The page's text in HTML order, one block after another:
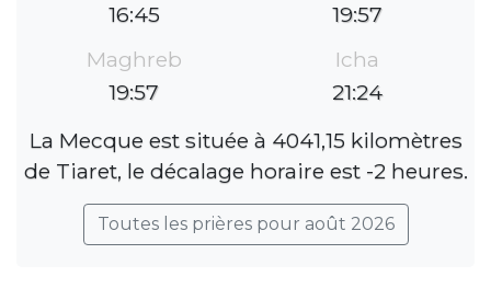
16:45
19:57
Maghreb
19:57
Icha
21:24
La Mecque est située à 4041,15 kilomètres
de Tiaret, le décalage horaire est -2 heures.
Toutes les prières pour août 2026